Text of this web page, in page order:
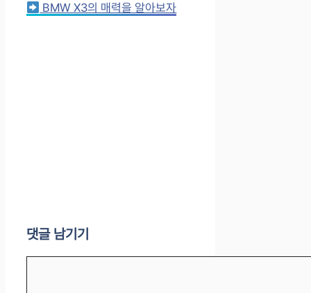
BMW X3의 매력을 알아보자
댓글 남기기